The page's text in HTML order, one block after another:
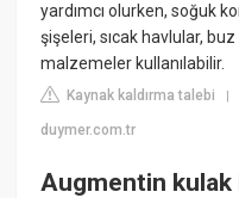
yardımcı olurken, soğuk
şişeleri, sıcak havlular,
malzemeler kullanılabilir.
Kaynak kaldırma talebi
duymer.com.tr
Augmentin kulak